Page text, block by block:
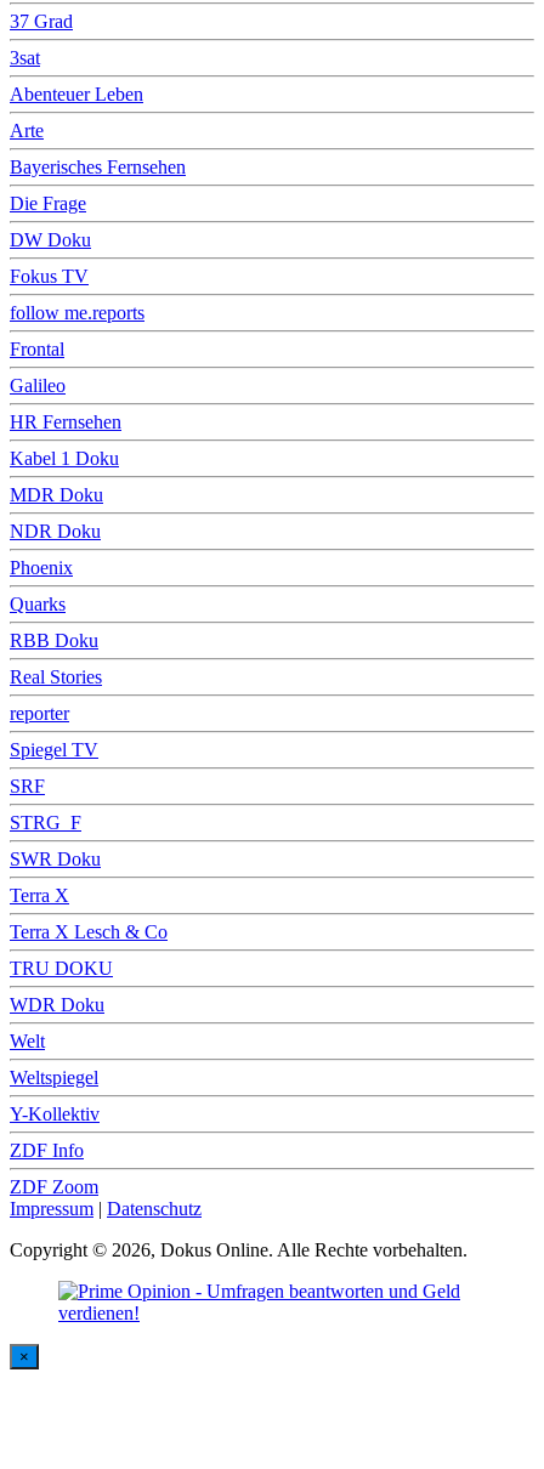
37 Grad
3sat
Abenteuer Leben
Arte
Bayerisches Fernsehen
Die Frage
DW Doku
Fokus TV
follow me.reports
Frontal
Galileo
HR Fernsehen
Kabel 1 Doku
MDR Doku
NDR Doku
Phoenix
Quarks
RBB Doku
Real Stories
reporter
Spiegel TV
SRF
STRG_F
SWR Doku
Terra X
Terra X Lesch & Co
TRU DOKU
WDR Doku
Welt
Weltspiegel
Y-Kollektiv
ZDF Info
ZDF Zoom
Impressum | Datenschutz
Copyright © 2026, Dokus Online. Alle Rechte vorbehalten.
×